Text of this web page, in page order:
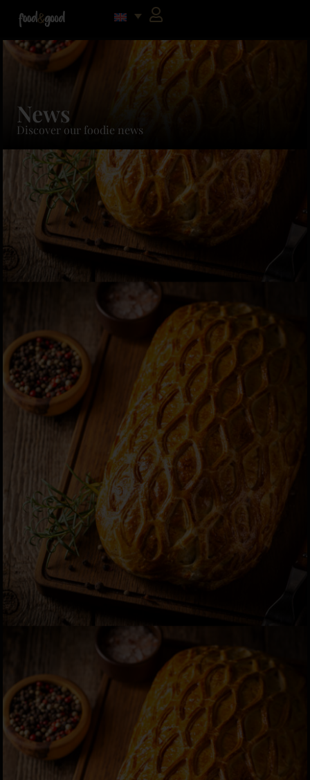
News
Discover our foodie news